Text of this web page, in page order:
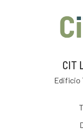
CIT
Edificio